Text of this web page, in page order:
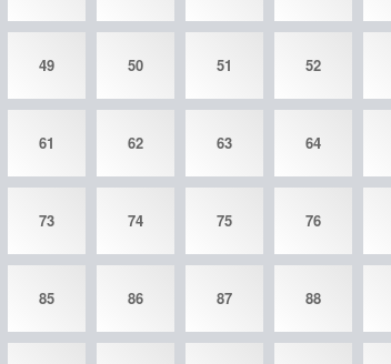
49 50 51 52
61 62 63 64
73 74 75 76
85 86 87 88